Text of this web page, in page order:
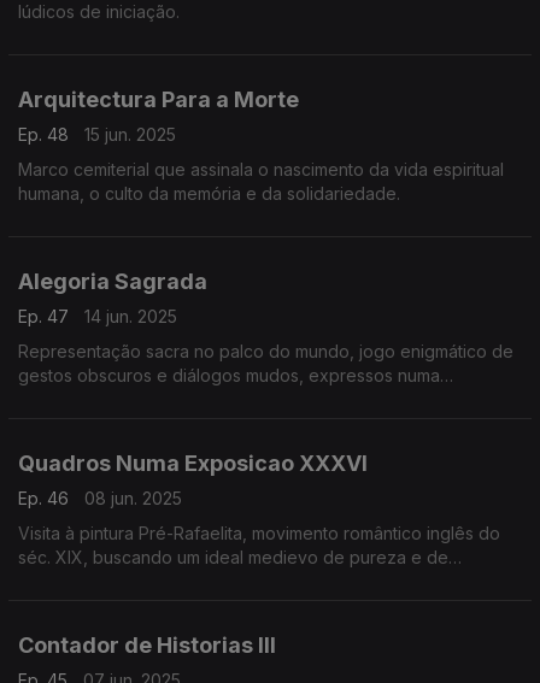
lúdicos de iniciação.
Arquitectura Para a Morte
Ep. 48
15 jun. 2025
Marco cemiterial que assinala o nascimento da vida espiritual
humana, o culto da memória e da solidariedade.
Alegoria Sagrada
Ep. 47
14 jun. 2025
Representação sacra no palco do mundo, jogo enigmático de
gestos obscuros e diálogos mudos, expressos numa
Quadros Numa Exposicao XXXVI
Ep. 46
08 jun. 2025
Visita à pintura Pré-Rafaelita, movimento romântico inglês do
séc. XIX, buscando um ideal medievo de pureza e de
Contador de Historias III